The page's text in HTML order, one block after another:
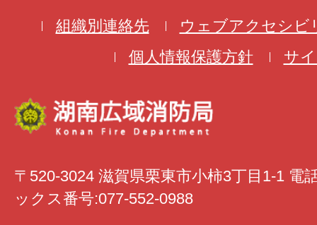
組織別連絡先
ウェブアクセシビ
個人情報保護方針
サ
〒520-3024 滋賀県栗東市小柿3丁目1-1 電
ックス番号:077-552-0988